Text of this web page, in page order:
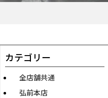
カテゴリー
全店舗共通
弘前本店